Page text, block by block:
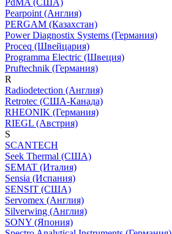
PdMA (США)
Pearpoint (Англия)
PERGAM (Казахстан)
Power Diagnostix Systems (Германия)
Proceq (Швейцария)
Programma Electric (Швеция)
Pruftechnik (Германия)
R
Radiodetection (Англия)
Retrotec (США-Канада)
RHEONIK (Германия)
RIEGL (Австрия)
S
SCANTECH
Seek Thermal (США)
SEMAT (Италия)
Sensia (Испания)
SENSIT (США)
Servomex (Англия)
Silverwing (Англия)
SONY (Япония)